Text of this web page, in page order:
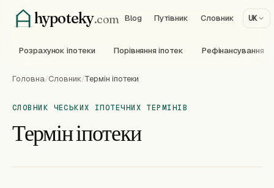
hypoteky.com Blog Путівник Словник UK
Розрахунок іпотеки Порівняння іпотек Рефінансування
Головна/Словник/Термін іпотеки
СЛОВНИК ЧЕСЬКИХ ІПОТЕЧНИХ ТЕРМІНІВ
Термін іпотеки